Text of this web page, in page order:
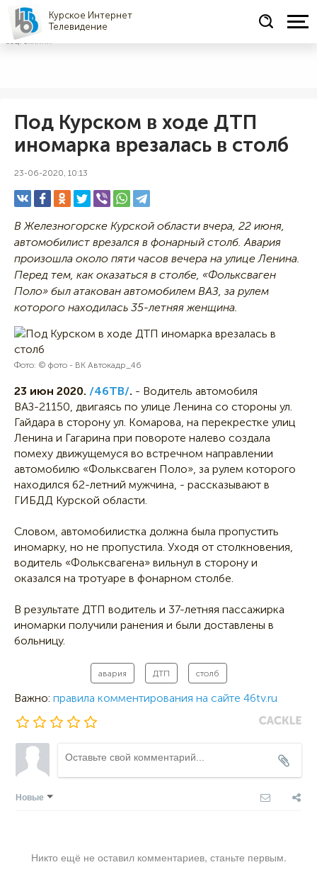
Курское Интернет
Телевидение
СОЦРЕКЛАМА
Под Курском в ходе ДТП
иномарка врезалась в столб
23-06-2020, 10:13
В Железногорске Курской области вчера, 22 июня,
автомобилист врезался в фонарный столб. Авария
произошла около пяти часов вечера на улице Ленина.
Перед тем, как оказаться в столбе, «Фольксваген
Поло» был атакован автомобилем ВАЗ, за рулем
которого находилась 35-летняя женщина.
Фото: © фото - ВК Автокадр_46
23 июн 2020. /46ТВ/. - Водитель автомобиля
ВАЗ-21150, двигаясь по улице Ленина со стороны ул.
Гайдара в сторону ул. Комарова, на перекрестке улиц
Ленина и Гагарина при повороте налево создала
помеху движущемуся во встречном направлении
автомобилю «Фольксваген Поло», за рулем которого
находился 62-летний мужчина, - рассказывают в
ГИБДД Курской области.
Словом, автомобилистка должна была пропустить
иномарку, но не пропустила. Уходя от столкновения,
водитель «Фольксвагена» вильнул в сторону и
оказался на тротуаре в фонарном столбе.
В результате ДТП водитель и 37-летняя пассажирка
иномарки получили ранения и были доставлены в
больницу.
авария ДТП столб
Важно: правила комментирования на сайте 46tv.ru
Новые
Никто ещё не оставил комментариев, станьте первым.